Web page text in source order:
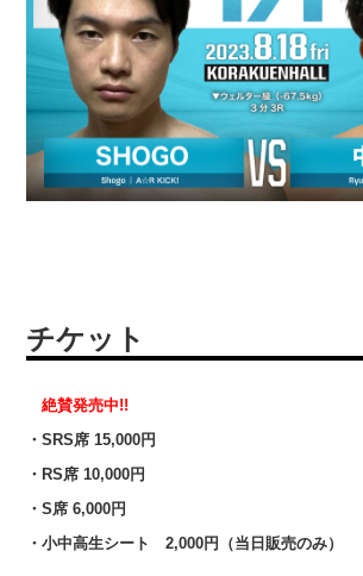
チケット
絶賛発売中!!
・SRS席 15,000円
・RS席 10,000円
・S席 6,000円
・小中高生シート 2,000円（当日販売のみ）